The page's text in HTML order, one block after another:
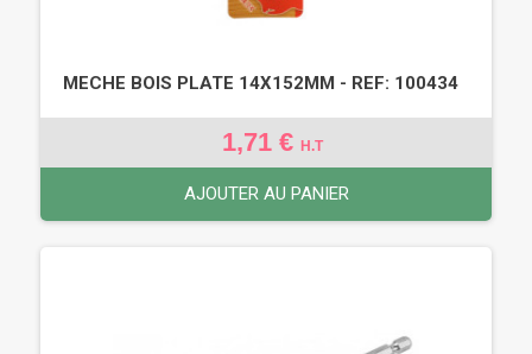
MECHE BOIS PLATE 14X152MM - REF: 100434
1,71 € H.T
AJOUTER AU PANIER